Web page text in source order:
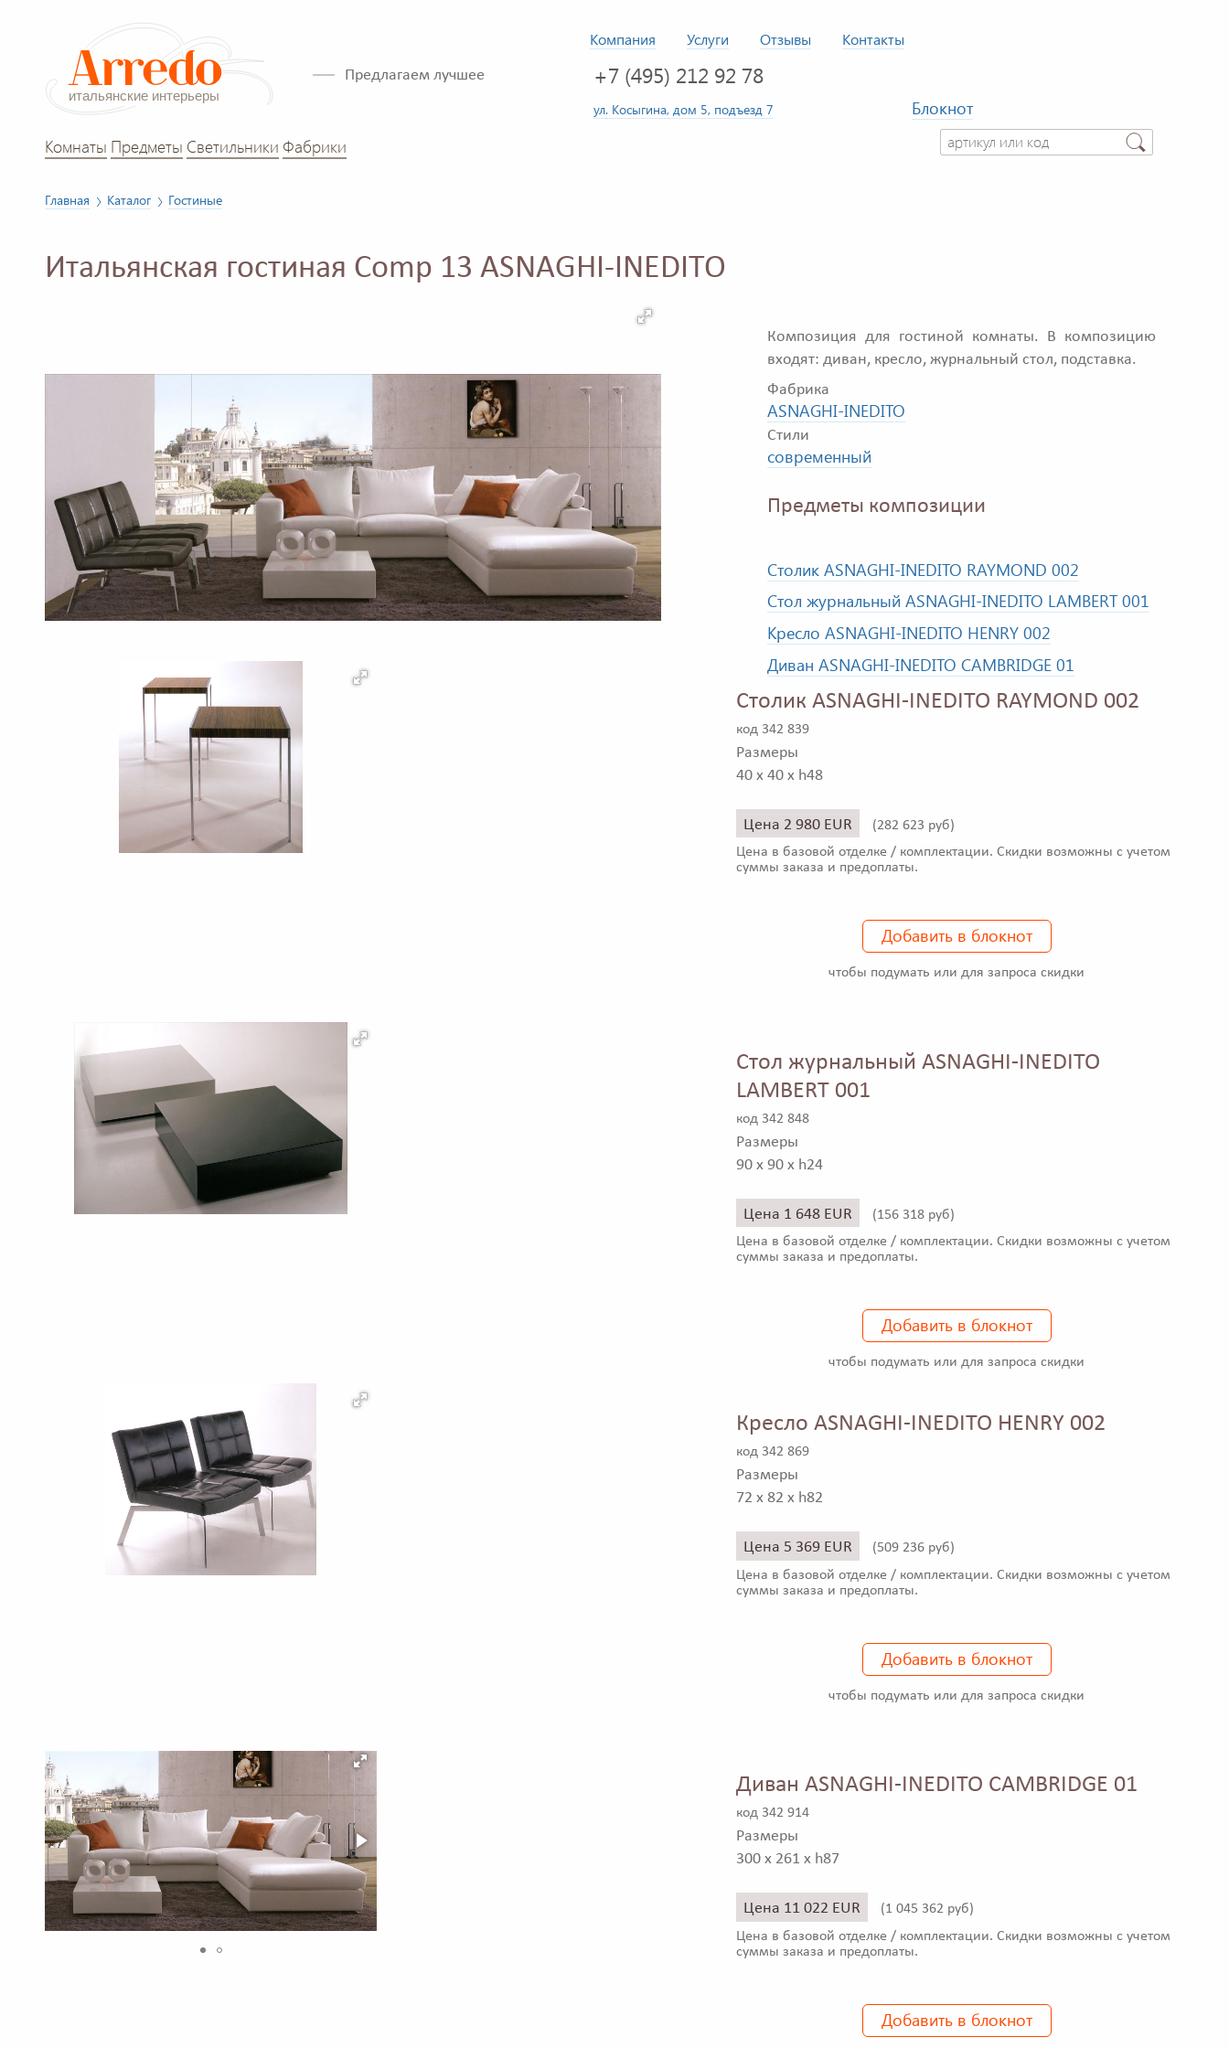
Компания Услуги Отзывы Контакты
Предлагаем лучшее +7 (495) 212 92 78
ул. Косыгина, дом 5, подъезд 7
Блокнот
Комнаты Предметы Светильники Фабрики
Главная Каталог Гостиные
Итальянская гостиная Comp 13 ASNAGHI-INEDITO
Композиция для гостиной комнаты. В композицию
входят: диван, кресло, журнальный стол, подставка.
Фабрика
ASNAGHI-INEDITO
Стили
современный
Предметы композиции
Столик ASNAGHI-INEDITO RAYMOND 002
Стол журнальный ASNAGHI-INEDITO LAMBERT 001
Кресло ASNAGHI-INEDITO HENRY 002
Диван ASNAGHI-INEDITO CAMBRIDGE 01
Столик ASNAGHI-INEDITO RAYMOND 002
код 342 839
Размеры
40 x 40 x h48
Цена 2 980 EUR (282 623 руб)
Цена в базовой отделке / комплектации. Скидки возможны с учетом
суммы заказа и предоплаты.
Добавить в блокнот
чтобы подумать или для запроса скидки
Стол журнальный ASNAGHI-INEDITO
LAMBERT 001
код 342 848
Размеры
90 x 90 x h24
Цена 1 648 EUR (156 318 руб)
Цена в базовой отделке / комплектации. Скидки возможны с учетом
суммы заказа и предоплаты.
Добавить в блокнот
чтобы подумать или для запроса скидки
Кресло ASNAGHI-INEDITO HENRY 002
код 342 869
Размеры
72 x 82 x h82
Цена 5 369 EUR (509 236 руб)
Цена в базовой отделке / комплектации. Скидки возможны с учетом
суммы заказа и предоплаты.
Добавить в блокнот
чтобы подумать или для запроса скидки
Диван ASNAGHI-INEDITO CAMBRIDGE 01
код 342 914
Размеры
300 x 261 x h87
Цена 11 022 EUR (1 045 362 руб)
Цена в базовой отделке / комплектации. Скидки возможны с учетом
суммы заказа и предоплаты.
Добавить в блокнот